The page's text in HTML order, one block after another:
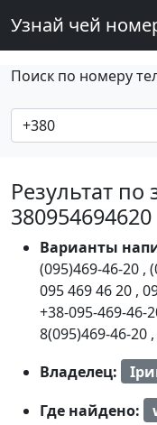
Узнай чей
Поиск по номеру
Результат
380954694620
Варианты
(095)469-46-20 ,
095 469 46 20 ,
+38-095-469-46-
8(095)469-46-20 ,
Владелец:
Где найдено: